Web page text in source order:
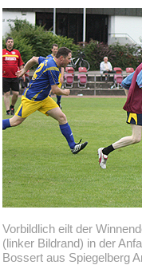
Vorbildlich eilt der
(linker Bildrand) in der
Bossert aus Spiegelberg